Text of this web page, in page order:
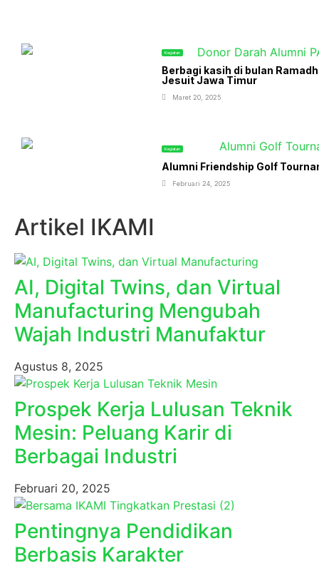
Kegiatan
Berbagi kasih di bulan
Jesuit Jawa Timur
Maret 20, 2025
Kegiatan
Alumni Friendship Golf
Februari 24, 2025
Artikel IKAMI
AI, Digital Twins, dan Virtual
Manufacturing Mengubah
Wajah Industri Manufaktur
Agustus 8, 2025
Prospek Kerja Lulusan Teknik
Mesin: Peluang Karir di
Berbagai Industri
Februari 20, 2025
Pentingnya Pendidikan
Berbasis Karakter